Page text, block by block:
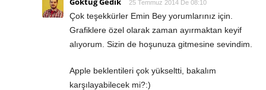
25 Temmuz 2014 De 08:10
Çok teşekkürler Emin Bey yorumlarınız için.
Grafiklere özel olarak zaman ayırmaktan keyif
alıyorum. Sizin de hoşunuza gitmesine sevindim.
Apple beklentileri çok yükseltti, bakalım
karşılayabilecek mi?:)